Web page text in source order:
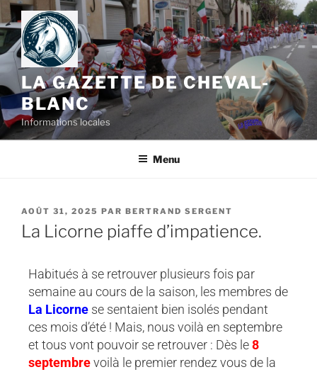
LA GAZETTE DE CHEVAL-
BLANC
Informations locales
Menu
AOÛT 31, 2025 PAR BERTRAND SERGENT
La Licorne piaffe d’impatience.
Habitués à se retrouver plusieurs fois par
semaine au cours de la saison, les membres de
La Licorne se sentaient bien isolés pendant
ces mois d’été ! Mais, nous voilà en septembre
et tous vont pouvoir se retrouver : Dès le8
septembrevoilà le premier rendez vous de la